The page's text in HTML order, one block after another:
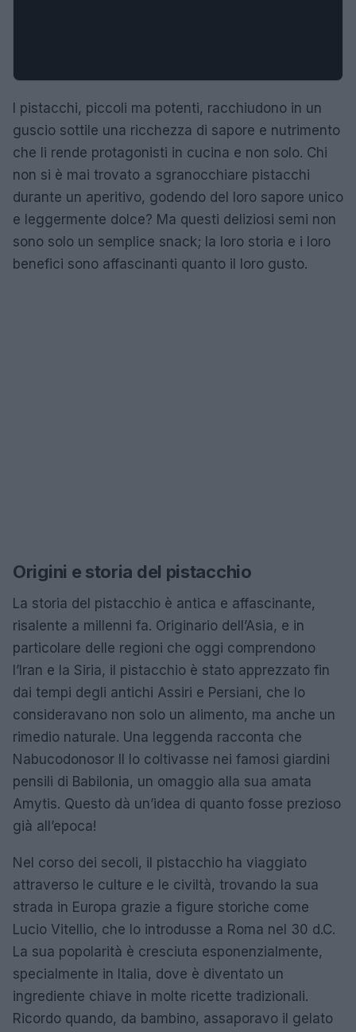
I pistacchi, piccoli ma potenti, racchiudono in un
guscio sottile una ricchezza di sapore e nutrimento
che li rende protagonisti in cucina e non solo. Chi
non si è mai trovato a sgranocchiare pistacchi
durante un aperitivo, godendo del loro sapore unico
e leggermente dolce? Ma questi deliziosi semi non
sono solo un semplice snack; la loro storia e i loro
benefici sono affascinanti quanto il loro gusto.
Origini e storia del pistacchio
La storia del pistacchio è antica e affascinante,
risalente a millenni fa. Originario dell’Asia, e in
particolare delle regioni che oggi comprendono
l’Iran e la Siria, il pistacchio è stato apprezzato fin
dai tempi degli antichi Assiri e Persiani, che lo
consideravano non solo un alimento, ma anche un
rimedio naturale. Una leggenda racconta che
Nabucodonosor II lo coltivasse nei famosi giardini
pensili di Babilonia, un omaggio alla sua amata
Amytis. Questo dà un’idea di quanto fosse prezioso
già all’epoca!
Nel corso dei secoli, il pistacchio ha viaggiato
attraverso le culture e le civiltà, trovando la sua
strada in Europa grazie a figure storiche come
Lucio Vitellio, che lo introdusse a Roma nel 30 d.C.
La sua popolarità è cresciuta esponenzialmente,
specialmente in Italia, dove è diventato un
ingrediente chiave in molte ricette tradizionali.
Ricordo quando, da bambino, assaporavo il gelato